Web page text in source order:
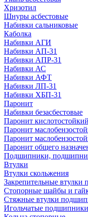
Хризотил
Шнуры асбестовые
Набивки сальниковые
Каболка
Набивки АГИ
Набивки АП-31
Набивки АПР-31
Набивки АС
Набивки АФТ
Набивки ЛП-31
Набивки ХБП-31
Паронит
Набивки безасбестовые
Паронит
Паронит
Паронит
Паронит общего
Подшипники,
Втулки
Втулки скольжения
Закрепительные втулки
Стопорные шайбы и
Стяжные втулки
Игольчатые подшипники